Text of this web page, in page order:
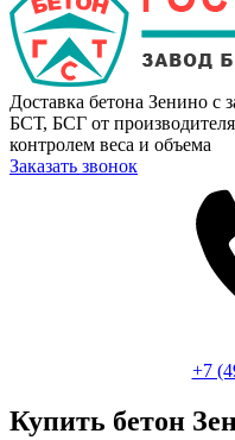
Доставка бетона Зенино с
БСТ, БСГ от
контролем веса и объема
Заказать звонок
+7
Купить бетон